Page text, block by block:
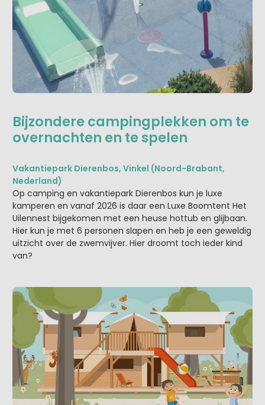
Bijzondere campingplekken om te
overnachten en te spelen
Vakantiepark Dierenbos, Vinkel (Noord-Brabant,
Nederland)
Op camping en vakantiepark Dierenbos kun je luxe
kamperen en vanaf 2026 is daar een Luxe Boomtent Het
Uilennest bijgekomen met een heuse hottub en glijbaan.
Hier kun je met 6 personen slapen en heb je een geweldig
uitzicht over de zwemvijver. Hier droomt toch ieder kind
van?